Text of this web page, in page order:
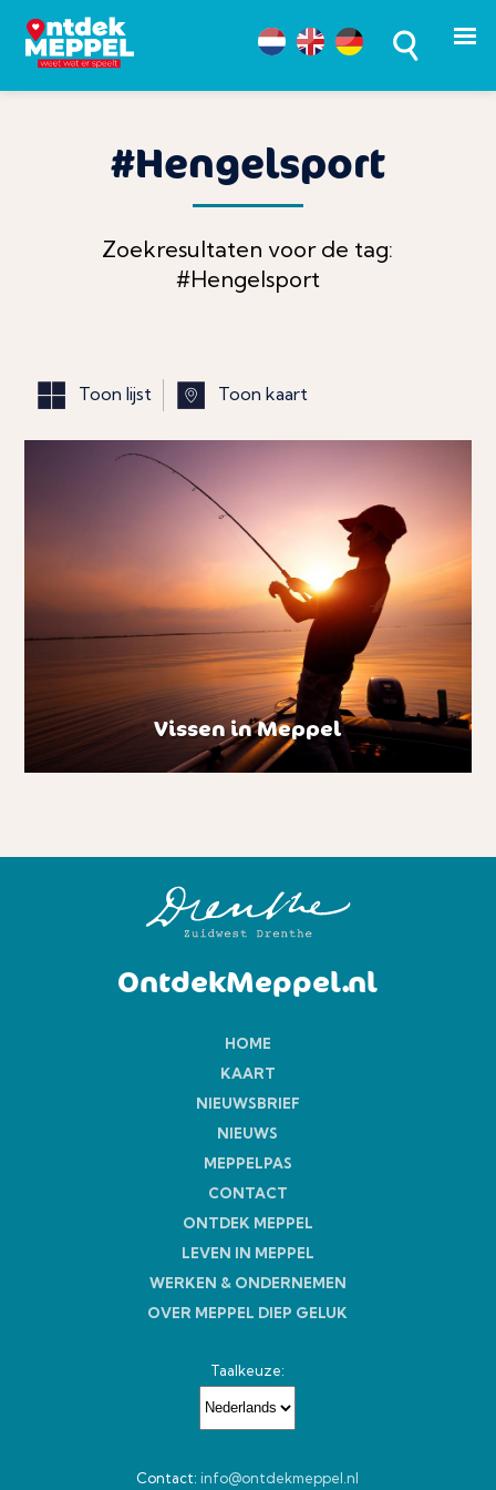
#Hengelsport
Zoekresultaten voor de tag:
#Hengelsport
Toon lijst Toon kaart
Vissen in Meppel
OntdekMeppel.nl
HOME
KAART
NIEUWSBRIEF
NIEUWS
MEPPELPAS
CONTACT
ONTDEK MEPPEL
LEVEN IN MEPPEL
WERKEN & ONDERNEMEN
OVER MEPPEL DIEP GELUK
Taalkeuze:
Contact:info@ontdekmeppel.nl